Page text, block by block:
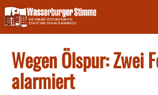
Skip
to
content
Wegen Ölspur: Zwei
alarmiert